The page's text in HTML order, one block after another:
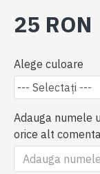
25 RON
Alege culoare
Adauga numele
orice alt